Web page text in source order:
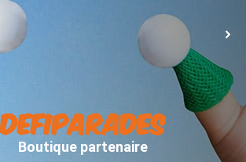
DEFIPARADES
Boutique partenaire